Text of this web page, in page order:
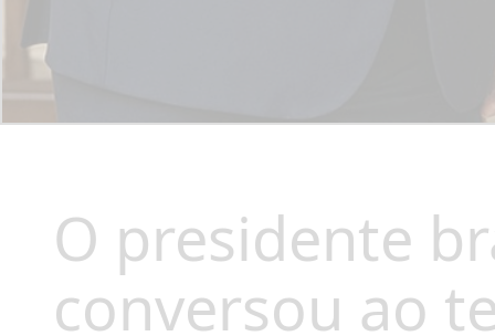
O presidente
conversou ao